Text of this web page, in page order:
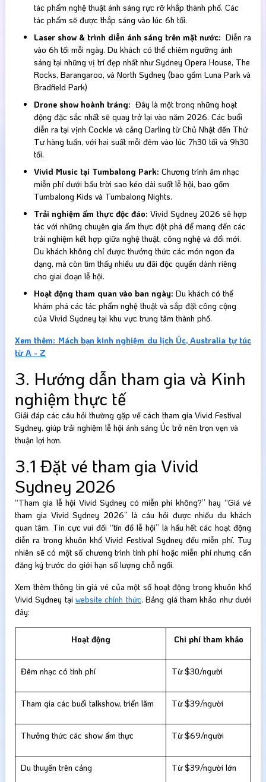
tác phẩm nghệ thuật ánh sáng rực rỡ khắp thành phố. Các
tác phẩm sẽ được thắp sáng vào lúc 6h tối.
Laser show & trình diễn ánh sáng trên mặt nước: Diễn ra
vào 6h tối mỗi ngày. Du khách có thể chiêm ngưỡng ánh
sáng tại những vị trí đẹp nhất như Sydney Opera House, The
Rocks, Barangaroo, và North Sydney (bao gồm Luna Park và
Bradfield Park)
Drone show hoành tráng: Đây là một trong những hoạt
động đặc sắc nhất sẽ quay trở lại vào năm 2026. Các buổi
diễn ra tại vịnh Cockle và cảng Darling từ Chủ Nhật đến Thứ
Tư hàng tuần, với hai suất mỗi đêm vào lúc 7h30 tối và 9h30
tối.
Vivid Music tại Tumbalong Park: Chương trình âm nhạc
miễn phí dưới bầu trời sao kéo dài suốt lễ hội, bao gồm
Tumbalong Kids và Tumbalong Nights.
Trải nghiệm ẩm thực độc đáo: Vivid Sydney 2026 sẽ hợp
tác với những chuyên gia ẩm thực đột phá để mang đến các
trải nghiệm kết hợp giữa nghệ thuật, công nghệ và đổi mới.
Du khách không chỉ được thưởng thức các món ngon đa
dạng, mà còn tìm thấy nhiều ưu đãi độc quyền dành riêng
cho giai đoạn lễ hội.
Hoạt động tham quan vào ban ngày: Du khách có thể
khám phá các tác phẩm nghệ thuật và sắp đặt công cộng
của Vivid Sydney tại khu vực trung tâm thành phố.
Xem thêm: Mách bạn kinh nghiệm du lịch Úc, Australia tự túc
từ A - Z
3. Hướng dẫn tham gia và Kinh
nghiệm thực tế
Giải đáp các câu hỏi thường gặp về cách tham gia Vivid Festival
Sydney, giúp trải nghiệm lễ hội ánh sáng Úc trở nên trọn vẹn và
thuận lợi hơn.
3.1 Đặt vé tham gia Vivid
Sydney 2026
“Tham gia lễ hội Vivid Sydney có miễn phí không?” hay “Giá vé
tham gia Vivid Sydney 2026” là câu hỏi được nhiều du khách
quan tâm. Tin cực vui đối “tín đồ lễ hội” là hầu hết các hoạt động
diễn ra trong khuôn khổ Vivid Festival Sydney đều miễn phí. Tuy
nhiên sẽ có một số chương trình tính phí hoặc miễn phí nhưng cần
đăng ký trước do giới hạn số lượng chỗ ngồi.
Xem thêm thông tin giá vé của một số hoạt động trong khuôn khổ
Vivid Sydney tạiwebsite chính thức. Bảng giá tham khảo như dưới
đây:
Hoạt động Chi phí tham khảo
Đêm nhạc có tính phí Từ $30/người
Tham gia các buổi talkshow, triển lãm Từ $39/người
Thưởng thức các show ẩm thực Từ $69/người
Du thuyền trên cảng Từ $39/người lớn